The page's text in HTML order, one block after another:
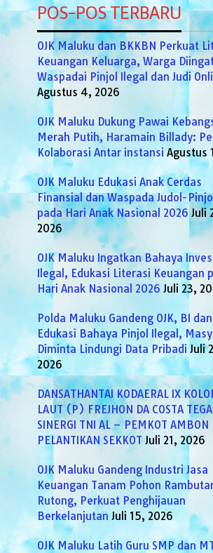
POS-POS TERBARU
OJK Maluku dan BKKBN Perkuat
Keuangan Keluarga, Warga
Waspadai Pinjol Ilegal dan Judi
Agustus 4, 2026
OJK Maluku Dukung Pawai
Merah Putih, Haramain Billady:
Kolaborasi Antar instansi Agustus
OJK Maluku Edukasi Anak Cerdas
Finansial dan Waspada Judol-
pada Hari Anak Nasional 2026 Juli
2026
OJK Maluku Ingatkan Bahaya
Ilegal, Edukasi Literasi Keuangan
Hari Anak Nasional 2026 Juli 23,
Polda Maluku Gandeng OJK, BI
Edukasi Bahaya Pinjol Ilegal,
Diminta Lindungi Data Pribadi Juli
2026
DANSATHANTAI KODAERAL IX
LAUT (P) FREJHON DA COSTA
SINERGI TNI AL – PEMKOT AMBON
PELANTIKAN SEKKOT Juli 21, 2026
OJK Maluku Gandeng Industri Jasa
Keuangan Tanam Pohon
Rutong, Perkuat Penghijauan
Berkelanjutan Juli 15, 2026
OJK Maluku Latih Guru SMP dan